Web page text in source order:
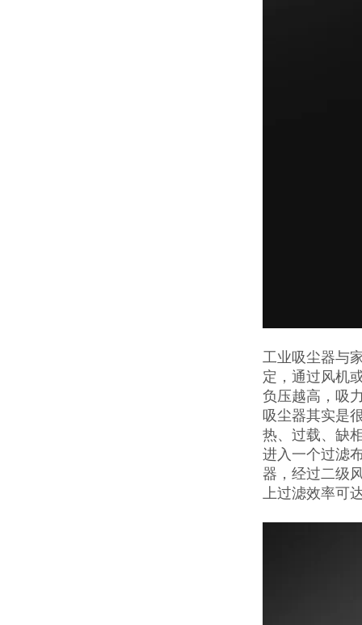
工业吸尘器与
定，通过风机
负压越高，吸
吸尘器其实是
热、过载、缺
进入一个过滤
器，经过二级
上过滤效率可